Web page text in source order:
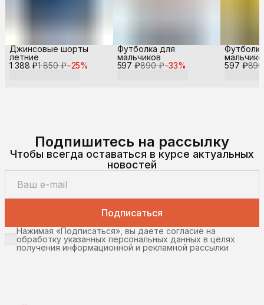
1 388 ₽1 850 ₽−25%
Джинсовые шорты
летние
597 ₽890 ₽−33%
Футболка для
мальчиков
597 ₽
Подпишитесь на рассылку
Чтобы всегда оставаться в курсе актуальных
новостей
Подписаться
Нажимая «Подписаться», вы даете согласие на
обработку указанных персональных данных в целях
получения информационной и рекламной рассылки